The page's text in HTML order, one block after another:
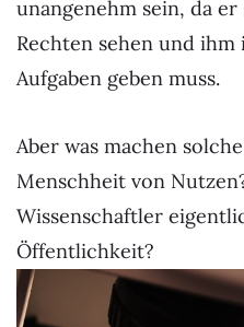
unangenehm sein, da
Rechten sehen und
Aufgaben geben muss.
Aber was machen
Menschheit von
Wissenschaftler
Öffentlichkeit?